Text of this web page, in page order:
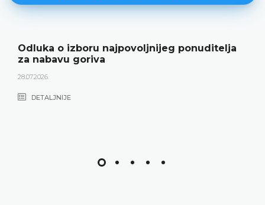
Odluka o izboru najpovoljnijeg ponuditelja
za nabavu goriva
28.07.2026.
DETALJNIJE